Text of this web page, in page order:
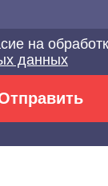
на
данных